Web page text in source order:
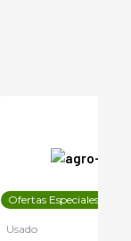
Ofertas Especiales
Usado